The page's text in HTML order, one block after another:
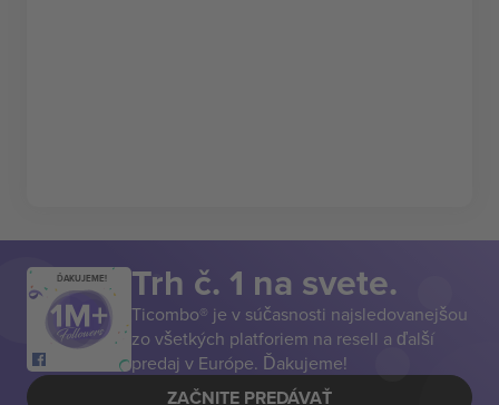
ĎAKUJEME! Trh č. 1 na svete.
Ticombo® je v súčasnosti najsledovanejšou
zo všetkých platforiem na resell a ďalší
predaj v Európe. Ďakujeme!
ZAČNITE PREDÁVAŤ